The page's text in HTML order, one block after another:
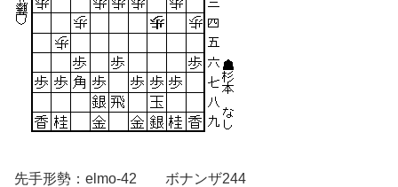
先手形勢：elmo-42 ボナンザ244